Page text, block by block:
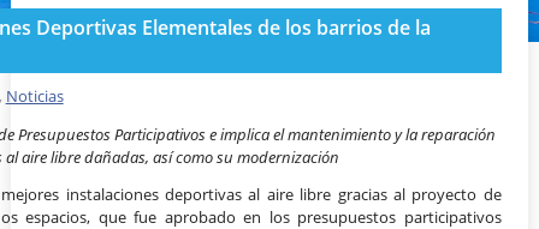
Portal de Transparencia
Reservas
Deportivas Elementales de los barrios de la
Noticias
Presupuestos Participativos e implica el mantenimiento y la reparación
al aire libre dañadas, así como su modernización
instalaciones deportivas al aire libre gracias al proyecto de
espacios, que fue aprobado en los presupuestos participativos